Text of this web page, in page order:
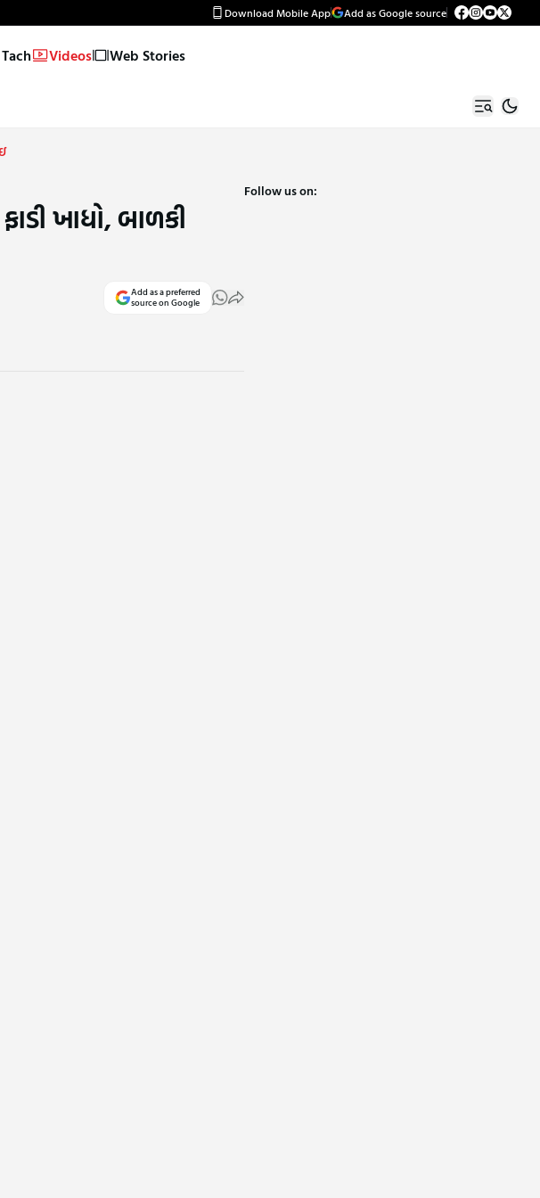
Download Mobile App Add as Google source
Videos Web Stories
ખાધો, બાળકી
Add as a preferred
source on Google
Follow us on: